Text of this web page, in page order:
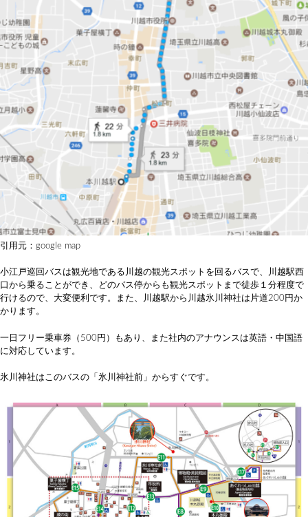
引用元：google map
小江戸巡回バスは観光地である川越の観光スポットを回るバスで、川越駅西
口から乗ることができ、どのバス停からも観光スポットまで徒歩１分程度で
行けるので、大変便利です。また、川越駅から川越氷川神社は片道200円か
かります。
一日フリー乗車券（500円）もあり、また社内のアナウンスは英語・中国語
に対応しています。
氷川神社はこのバスの「氷川神社前」からすぐです。